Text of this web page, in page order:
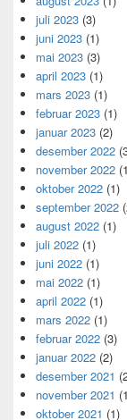
juli 2023 (3)
juni 2023 (1)
mai 2023 (3)
april 2023 (1)
mars 2023 (1)
februar 2023 (1)
januar 2023 (2)
desember 2022
november 2022
oktober 2022 (1)
september 2022
august 2022 (1)
juli 2022 (1)
juni 2022 (1)
mai 2022 (1)
april 2022 (1)
mars 2022 (1)
februar 2022 (3)
januar 2022 (2)
desember 2021
november 2021
oktober 2021 (1)